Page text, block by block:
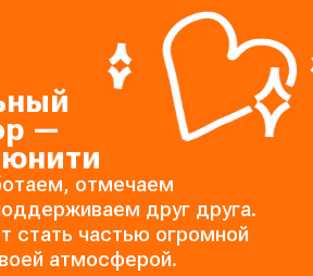
—
отмечаем
друг друга.
стать частью огромной
атмосферой.